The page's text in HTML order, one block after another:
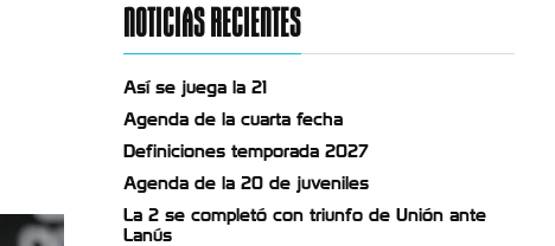
NOTICIAS RECIENTES
Así se juega la 21
Agenda de la cuarta fecha
Definiciones temporada 2027
Agenda de la 20 de juveniles
La 2 se completó con triunfo de Unión ante
Lanús